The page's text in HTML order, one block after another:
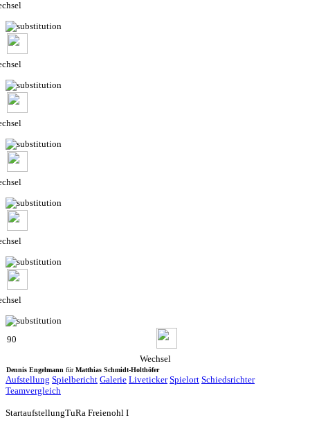
90
Wechsel
Dennis Engelmann fürMatthias Schmidt-Holthöfer
Aufstellung Spielbericht Galerie Liveticker Spielort Schiedsrichter
Teamvergleich
StartaufstellungTuRa Freienohl I